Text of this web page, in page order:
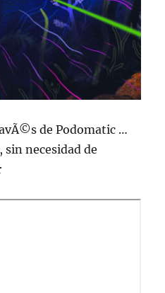
de Podomatic …
necesidad de